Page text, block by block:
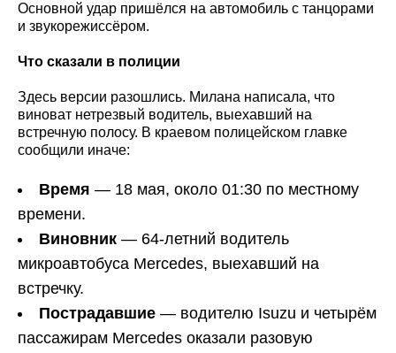
Основной удар пришёлся на автомобиль с танцорами
и звукорежиссёром.
Что сказали в полиции
Здесь версии разошлись. Милана написала, что
виноват нетрезвый водитель, выехавший на
встречную полосу. В краевом полицейском главке
сообщили иначе:
Время — 18 мая, около 01:30 по местному
времени.
Виновник — 64-летний водитель
микроавтобуса Mercedes, выехавший на
встречку.
Пострадавшие — водителю Isuzu и четырём
пассажирам Mercedes оказали разовую